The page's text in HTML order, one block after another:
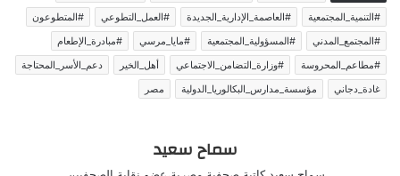
#التنمية_المجتمعية
#العاصمة_الإدارية_الجديدة #العمل_التطوعي
#المتطوعون
#المجتمع_المدني
#المسؤولية_المجتمعية #مايا_مرسي
#مبادرة_الإطعام
#مطاعم_المحروسة
#وزارة_التضامن_الاجتماعي أهل_الخير
دعم_الأسر_المحتاجة
غادة_دجاني
مؤسسة_مدارس_البكالوريا_الدولية مصر
سماح سعيد